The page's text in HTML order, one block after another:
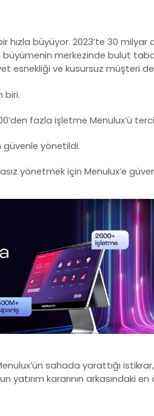
büyüyor. 2023’te 30 milyar
büyümenin merkezinde bulut
esnekliği ve kusursuz müşteri
biri.
fazla işletme Menulux’ü
güvenle yönetildi.
yönetmek için Menulux’e
sahada yarattığı
kararının arkasındaki